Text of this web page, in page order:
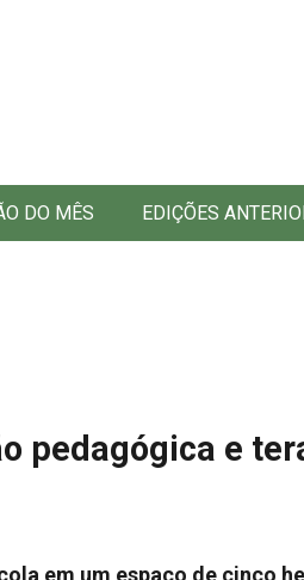
DO MÊS EDIÇÕES
pedagógica e
em um espaço de cinco